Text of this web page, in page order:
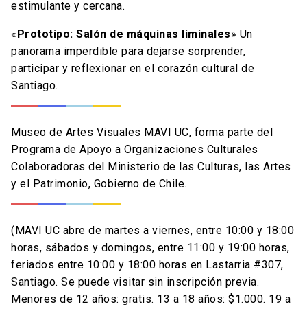
estimulante y cercana.
« Prototipo: Salón de máquinas liminales» Un
panorama imperdible para dejarse sorprender,
participar y reflexionar en el corazón cultural de
Santiago.
Museo de Artes Visuales MAVI UC, forma parte del
Programa de Apoyo a Organizaciones Culturales
Colaboradoras del Ministerio de las Culturas, las Artes
y el Patrimonio, Gobierno de Chile.
(MAVI UC abre de martes a viernes, entre 10:00 y 18:00
horas, sábados y domingos, entre 11:00 y 19:00 horas,
feriados entre 10:00 y 18:00 horas en Lastarria #307,
Santiago. Se puede visitar sin inscripción previa.
Menores de 12 años: gratis. 13 a 18 años: $1.000. 19 a